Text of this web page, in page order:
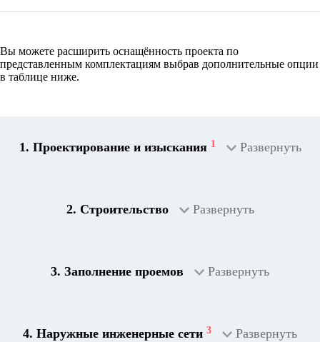
Вы можете расширить оснащённость проекта по
представленным комплектациям выбрав дополнительные опции
в таблице ниже.
1. Проектирование и изыскания 1 Развернуть
2. Строительство Развернуть
3. Заполнение проемов Развернуть
4. Наружные инженерные сети 3 Развернуть